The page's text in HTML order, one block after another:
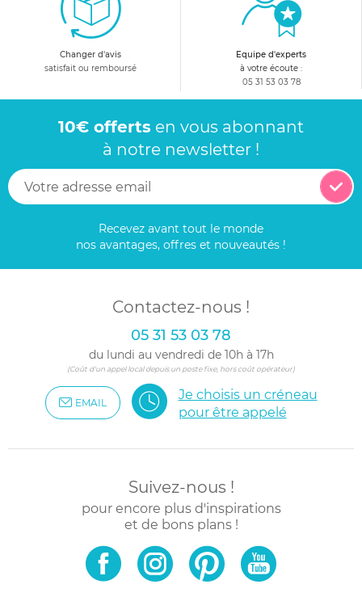
Changer d'avis
satisfait ou remboursé
Equipe d'experts
à votre écoute :
05 31 53 03 78
10€ offerts en vous abonnant
à notre newsletter !
Recevez avant tout le monde
nos avantages, offres et nouveautés !
Contactez-nous !
05 31 53 03 78
du lundi au vendredi de 10h à 17h
(Coût d'un appel local depuis un poste fixe, hors coût opérateur)
EMAIL
Je choisis un créneau
pour être appelé
Suivez-nous !
pour encore plus d'inspirations
et de bons plans !